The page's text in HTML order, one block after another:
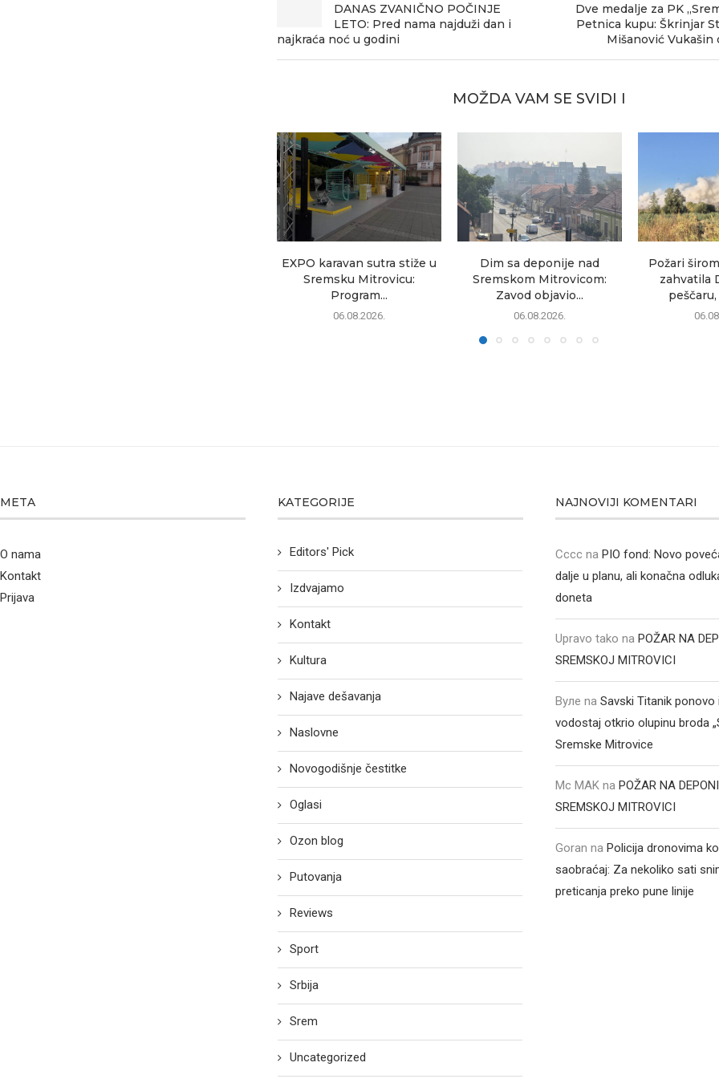
DANAS ZVANIČNO POČINJE
LETO: Pred nama najduži dan i
najkraća noć u godini
Dve medalje za PK
Petnica kupu: Škrinjar
Mišanović
MOŽDA VAM SE SVIDI I
EXPO karavan sutra stiže u
Sremsku Mitrovicu:
Program...
06.08.2026.
Dim sa deponije nad
Sremskom Mitrovicom:
Zavod objavio...
06.08.2026.
Požari
zahvatila
META
O nama
Kontakt
Prijava
KATEGORIJE
Editors' Pick
Izdvajamo
Kontakt
Kultura
Najave dešavanja
Naslovne
Novogodišnje čestitke
Oglasi
Ozon blog
Putovanja
Reviews
Sport
Srbija
Srem
Uncategorized
NAJNOVIJI KOMENTARI
Cccc naPIO fond: Novo
dalje u planu, ali konačna
doneta
Upravo tako naPOŽAR NA
SREMSKOJ MITROVICI
Вуле naSavski Titanik ponovo
vodostaj otkrio olupinu broda
Sremske Mitrovice
Mc MAK naPOŽAR NA
SREMSKOJ MITROVICI
Goran naPolicija dronovima
saobraćaj: Za nekoliko sati
preticanja preko pune linije